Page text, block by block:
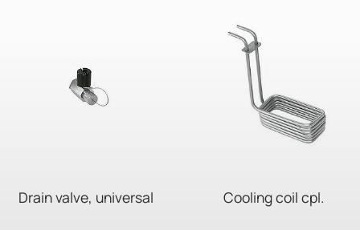
Drain valve, universal Cooling coil cpl.